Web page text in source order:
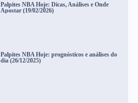
Palpites NBA Hoje: Dicas, Análises e Onde
Apostar (19/02/2026)
Palpites NBA Hoje: prognósticos e análises do
dia (26/12/2025)